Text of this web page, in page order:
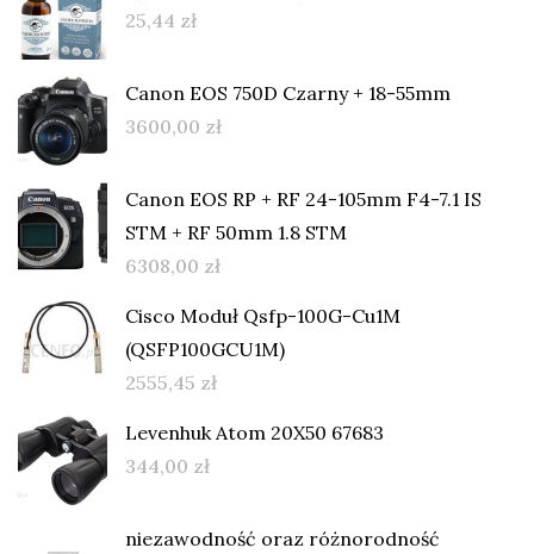
25,44 zł
Canon EOS 750D Czarny + 18-55mm
3600,00 zł
Canon EOS RP + RF 24-105mm F4-7.1 IS
STM + RF 50mm 1.8 STM
6308,00 zł
Cisco Moduł Qsfp-100G-Cu1M
(QSFP100GCU1M)
2555,45 zł
Levenhuk Atom 20X50 67683
344,00 zł
niezawodność oraz różnorodność